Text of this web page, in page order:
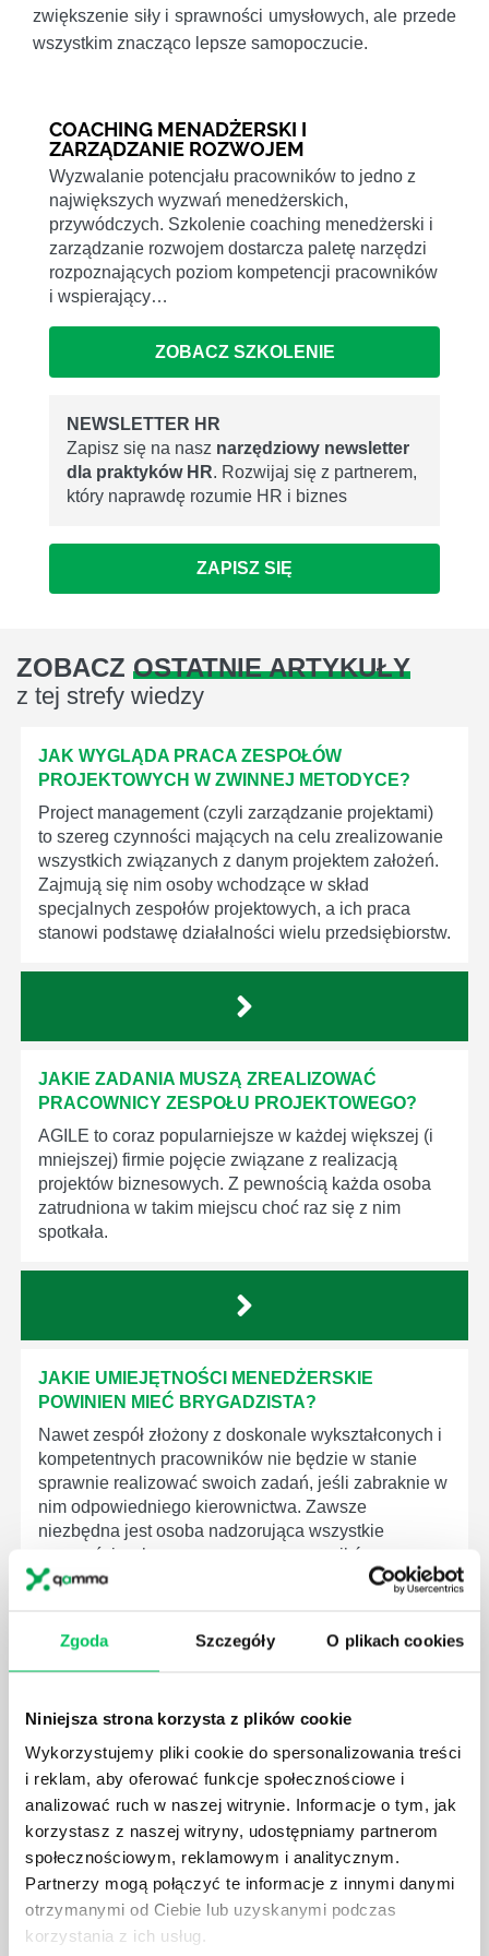
Zgoda Szczegóły O plikach cookies
Niniejsza strona korzysta z plików cookie
Wykorzystujemy pliki cookie do spersonalizowania treści
i reklam, aby oferować funkcje społecznościowe i
analizować ruch w naszej witrynie. Informacje o tym, jak
korzystasz z naszej witryny, udostępniamy partnerom
społecznościowym, reklamowym i analitycznym.
Partnerzy mogą połączyć te informacje z innymi danymi
otrzymanymi od Ciebie lub uzyskanymi podczas
korzystania z ich usług.
zwiększenie siły i sprawności umysłowych, ale przede
wszystkim znacząco lepsze samopoczucie.
COACHING MENADŻERSKI I
ZARZĄDZANIE ROZWOJEM
Wyzwalanie potencjału pracowników to jedno z
największych wyzwań menedżerskich,
przywódczych. Szkolenie coaching menedżerski i
zarządzanie rozwojem dostarcza paletę narzędzi
rozpoznających poziom kompetencji pracowników
i wspierający…
ZOBACZ SZKOLENIE
NEWSLETTER HR
Zapisz się na nasz narzędziowy newsletter
dla praktyków HR. Rozwijaj się z partnerem,
który naprawdę rozumie HR i biznes
ZAPISZ SIĘ
ZOBACZ OSTATNIE ARTYKUŁY
z tej strefy wiedzy
JAK WYGLĄDA PRACA ZESPOŁÓW
PROJEKTOWYCH W ZWINNEJ METODYCE?
Project management (czyli zarządzanie projektami)
to szereg czynności mających na celu zrealizowanie
wszystkich związanych z danym projektem założeń.
Zajmują się nim osoby wchodzące w skład
specjalnych zespołów projektowych, a ich praca
stanowi podstawę działalności wielu przedsiębiorstw.
JAKIE ZADANIA MUSZĄ ZREALIZOWAĆ
PRACOWNICY ZESPOŁU PROJEKTOWEGO?
AGILE to coraz popularniejsze w każdej większej (i
mniejszej) firmie pojęcie związane z realizacją
projektów biznesowych. Z pewnością każda osoba
zatrudniona w takim miejscu choć raz się z nim
spotkała.
JAKIE UMIEJĘTNOŚCI MENEDŻERSKIE
POWINIEN MIEĆ BRYGADZISTA?
Nawet zespół złożony z doskonale wykształconych i
kompetentnych pracowników nie będzie w stanie
sprawnie realizować swoich zadań, jeśli zabraknie w
nim odpowiedniego kierownictwa. Zawsze
niezbędna jest osoba nadzorująca wszystkie
czynności wykonywane przez pracowników.
KOMPETENCJE MENEDŻERSKIE?
Menedżer to niezwykle ważne stanowisko w każdej
firmie. Osoba je pełniąca jest w pełni odpowiedzialna
za realizację działań podległych mu osób oraz
działu.